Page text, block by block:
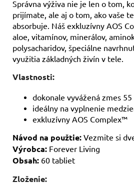
Správna výživa nie je len o tom,
prijímate, ale aj o tom, ako vaše
absorbuje. Náš exkluzívny AOS
aloe, vitamínov, minerálov,
polysacharidov, špeciálne
využitia základných živín v tele.
Vlastnosti:
dokonale vyvážená zmes 55
ideálny na vyplnenie
exkluzívny AOS Complex™
Návod na použtie: Vezmite si
Výrobca: Forever Living
Obsah: 60 tabliet
Zloženie: